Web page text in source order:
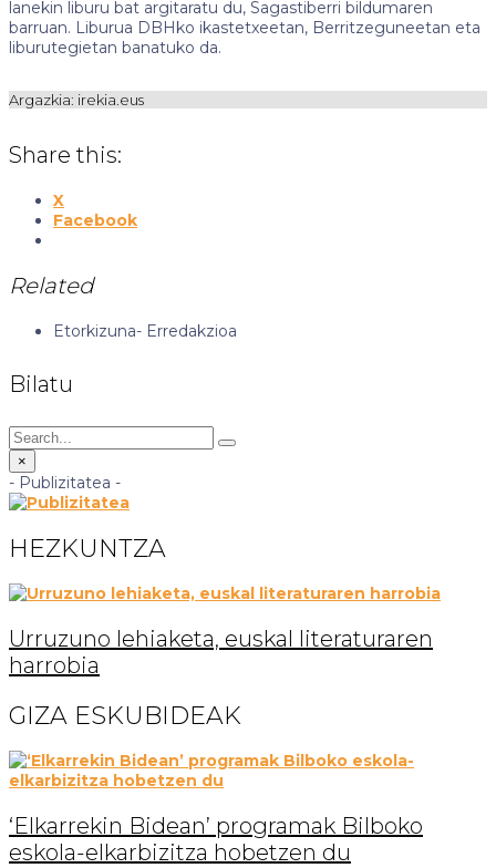
lanekin liburu bat argitaratu du, Sagastiberri bildumaren
barruan. Liburua DBHko ikastetxeetan, Berritzeguneetan eta
liburutegietan banatuko da.
Argazkia: irekia.eus
Share this:
X
Facebook
Related
Etorkizuna- Erredakzioa
Bilatu
×
- Publizitatea -
HEZKUNTZA
Urruzuno lehiaketa, euskal literaturaren
harrobia
GIZA ESKUBIDEAK
‘Elkarrekin Bidean’ programak Bilboko
eskola-elkarbizitza hobetzen du